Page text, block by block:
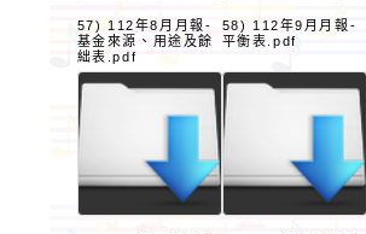
57) 112年8月月報-
基金來源、用途及餘
絀表.pdf
58) 112年9月月報-
平衡表.pdf